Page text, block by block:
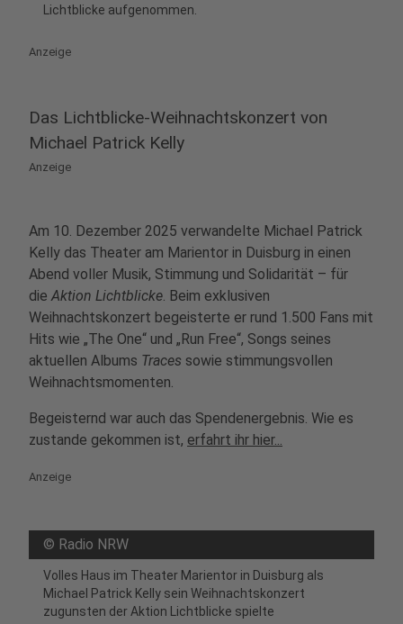
Lichtblicke aufgenommen.
Anzeige
Das Lichtblicke-Weihnachtskonzert von
Michael Patrick Kelly
Anzeige
Am 10. Dezember 2025 verwandelte Michael Patrick
Kelly das Theater am Marientor in Duisburg in einen
Abend voller Musik, Stimmung und Solidarität – für
dieAktion Lichtblicke. Beim exklusiven
Weihnachtskonzert begeisterte er rund 1.500 Fans mit
Hits wie „The One“ und „Run Free“, Songs seines
aktuellen Albums Traces sowie stimmungsvollen
Weihnachtsmomenten.
Begeisternd war auch das Spendenergebnis. Wie es
zustande gekommen ist, erfahrt ihr hier...
Anzeige
© Radio NRW
Volles Haus im Theater Marientor in Duisburg als
Michael Patrick Kelly sein Weihnachtskonzert
zugunsten der Aktion Lichtblicke spielte